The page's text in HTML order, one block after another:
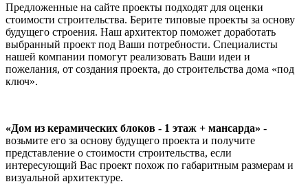
Предложенные на сайте проекты подходят для оценки
стоимости строительства. Берите типовые проекты за основу
будущего строения. Наш архитектор поможет доработать
выбранный проект под Ваши потребности. Специалисты
нашей компании помогут реализовать Ваши идеи и
пожелания, от создания проекта, до строительства дома «под
ключ».
«Дом из керамических блоков - 1 этаж + мансарда» -
возьмите его за основу будущего проекта и получите
представление о стоимости строительства, если
интересующий Вас проект похож по габаритным размерам и
визуальной архитектуре.